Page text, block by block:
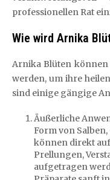
professionellen Rat
Wie wird Arnika
Arnika Blüten
werden, um ihre
sind einige gängige
Äußerliche
Form von
können direkt
Prellungen,
aufgetragen